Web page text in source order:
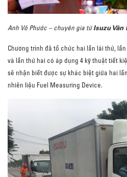
Anh Võ Phước – chuyên gia từIsuzu Vân
Chương trình đã tổ chức hai lần lái thử,
và lần thứ hai có áp dụng 4 kỹ thuật tiết
sẽ nhận biết được sự khác biệt giữa hai
nhiên liệu Fuel Measuring Device.